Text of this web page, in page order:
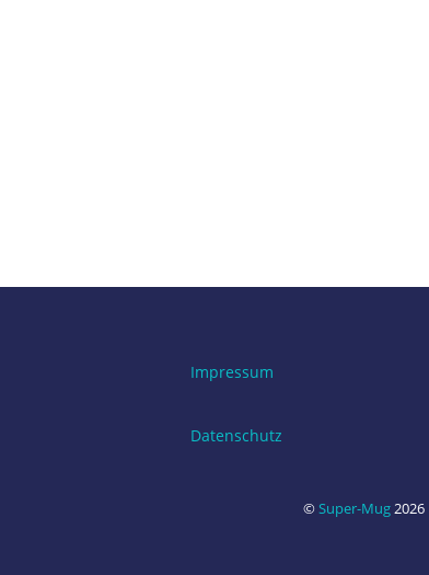
Impressum
Datenschutz
©Super-Mug2026